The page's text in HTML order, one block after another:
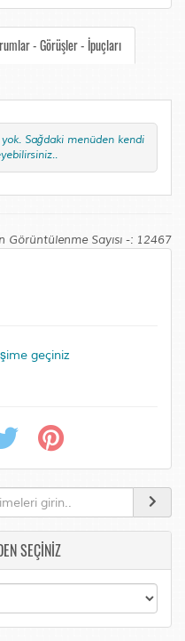
- Görüşler - İpuçları
Sağdaki menüden kendi
Görüntülenme Sayısı -: 12467
geçiniz
SEÇİNİZ